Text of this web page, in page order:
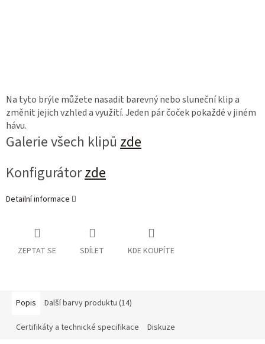
Na tyto brýle můžete nasadit barevný nebo sluneční klip a
změnit jejich vzhled a využití. Jeden pár čoček pokaždé v jiném
hávu.
Galerie všech klipů zde
Konfigurátorzde
Detailní informace
ZEPTAT SE SDÍLET KDE KOUPÍTE
Popis Další barvy produktu (14)
Certifikáty a technické specifikace Diskuze